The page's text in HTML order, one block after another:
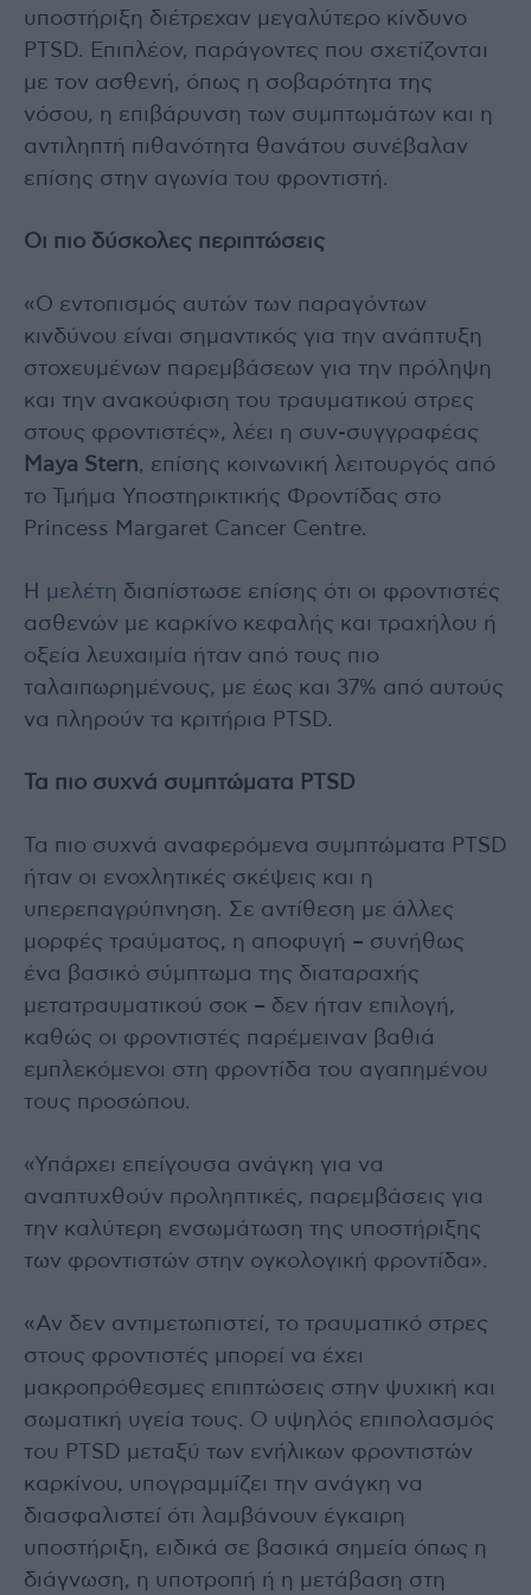
υποστήριξη διέτρεχαν μεγαλύτερο κίνδυνο
PTSD. Επιπλέον, παράγοντες που σχετίζονται
με τον ασθενή, όπως η σοβαρότητα της
νόσου, η επιβάρυνση των συμπτωμάτων και η
αντιληπτή πιθανότητα θανάτου συνέβαλαν
επίσης στην αγωνία του φροντιστή.
Οι πιο δύσκολες περιπτώσεις
«Ο εντοπισμός αυτών των παραγόντων
κινδύνου είναι σημαντικός για την ανάπτυξη
στοχευμένων παρεμβάσεων για την πρόληψη
και την ανακούφιση του τραυματικού στρες
στους φροντιστές», λέει η συν-συγγραφέας
Maya Stern, επίσης κοινωνική λειτουργός από
το Τμήμα Υποστηρικτικής Φροντίδας στο
Princess Margaret Cancer Centre.
Η μελέτη διαπίστωσε επίσης ότι οι φροντιστές
ασθενών με καρκίνο κεφαλής και τραχήλου ή
οξεία λευχαιμία ήταν από τους πιο
ταλαιπωρημένους, με έως και 37% από αυτούς
να πληρούν τα κριτήρια PTSD.
Τα πιο συχνά συμπτώματα PTSD
Τα πιο συχνά αναφερόμενα συμπτώματα PTSD
ήταν οι ενοχλητικές σκέψεις και η
υπερεπαγρύπνηση. Σε αντίθεση με άλλες
μορφές τραύματος, η αποφυγή – συνήθως
ένα βασικό σύμπτωμα της διαταραχής
μετατραυματικού σοκ – δεν ήταν επιλογή,
καθώς οι φροντιστές παρέμειναν βαθιά
εμπλεκόμενοι στη φροντίδα του αγαπημένου
τους προσώπου.
«Υπάρχει επείγουσα ανάγκη για να
αναπτυχθούν προληπτικές, παρεμβάσεις για
την καλύτερη ενσωμάτωση της υποστήριξης
των φροντιστών στην ογκολογική φροντίδα».
«Αν δεν αντιμετωπιστεί, το τραυματικό στρες
στους φροντιστές μπορεί να έχει
μακροπρόθεσμες επιπτώσεις στην ψυχική και
σωματική υγεία τους. Ο υψηλός επιπολασμός
του PTSD μεταξύ των ενήλικων φροντιστών
καρκίνου, υπογραμμίζει την ανάγκη να
διασφαλιστεί ότι λαμβάνουν έγκαιρη
υποστήριξη, ειδικά σε βασικά σημεία όπως η
διάγνωση, η υποτροπή ή η μετάβαση στη